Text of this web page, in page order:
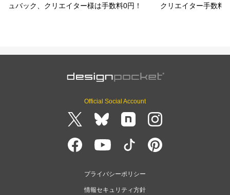
ュバック、クリエイター様は手数料0円！
クリエイター手数料
Official Social Account
プライバシーポリシー
情報セキュリティ方針